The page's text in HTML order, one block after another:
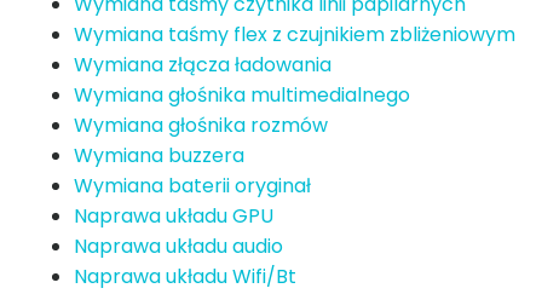
Wymiana taśmy flex z czujnikiem zbliżeniowym
Wymiana złącza ładowania
Wymiana głośnika multimedialnego
Wymiana głośnika rozmów
Wymiana buzzera
Wymiana baterii oryginał
Naprawa układu GPU
Naprawa układu audio
Naprawa układu Wifi/Bt